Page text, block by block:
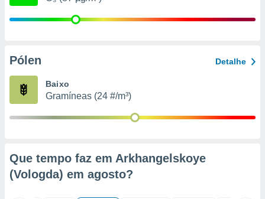
de
Pólen Detalhe
Baixo
Gramíneas (24 #/m³)
Que tempo faz em Arkhangelskoye
(Vologda) em agosto?